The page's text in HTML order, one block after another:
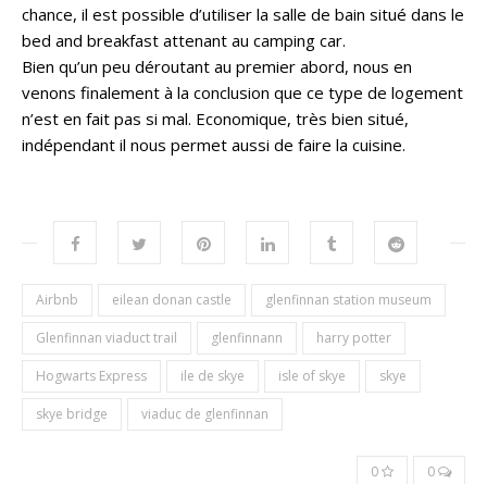
chance, il est possible d’utiliser la salle de bain situé dans le
bed and breakfast attenant au camping car.
Bien qu’un peu déroutant au premier abord, nous en
venons finalement à la conclusion que ce type de logement
n’est en fait pas si mal. Economique, très bien situé,
indépendant il nous permet aussi de faire la cuisine.
Airbnb eilean donan castle glenfinnan station museum
Glenfinnan viaduct trail glenfinnann harry potter
Hogwarts Express ile de skye isle of skye skye
skye bridge viaduc de glenfinnan
0 0